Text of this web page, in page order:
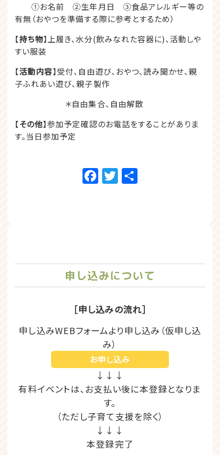
①お名前 ②生年月日 ③食品アレルギー等の
有無（おやつを準備する際に参考とするため）
【持ち物】上履き、水分(飲みなれた容器に)、活動しや
すい服装
【活動内容】受付、自由遊び、おやつ、読み聞かせ、親
子ふれあい遊び、親子製作
＊自由集合、自由解散
【その他】参加予定確認のお電話をすることがありま
す。当日参加予定
Facebook
Twitter
申し込みについて
［申し込みの流れ］
申し込みWEBフォームより申し込み（仮申し込
み）
お申し込み
↓↓↓
有料イベントは、お支払い後に本登録となりま
す。
（ただし子育て支援を除く）
↓↓↓
本登録完了